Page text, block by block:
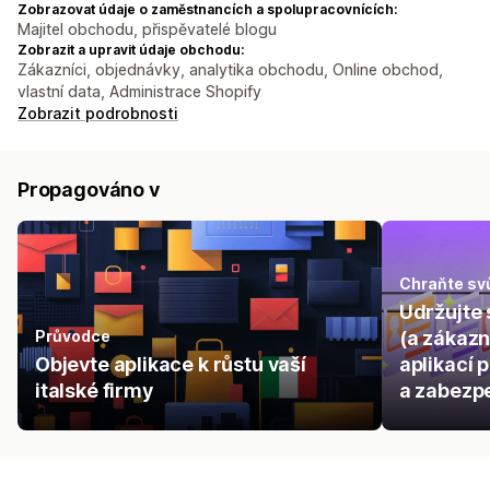
Zobrazovat údaje o zaměstnancích a spolupracovnících:
Majitel obchodu, přispěvatelé blogu
Zobrazit a upravit údaje obchodu:
Zákazníci, objednávky, analytika obchodu, Online obchod,
vlastní data, Administrace Shopify
Zobrazit podrobnosti
Propagováno v
Průvodce
Objevte aplikace k růstu vaší
italské firmy
Chraňte
Udržujte
(a
aplikací
a